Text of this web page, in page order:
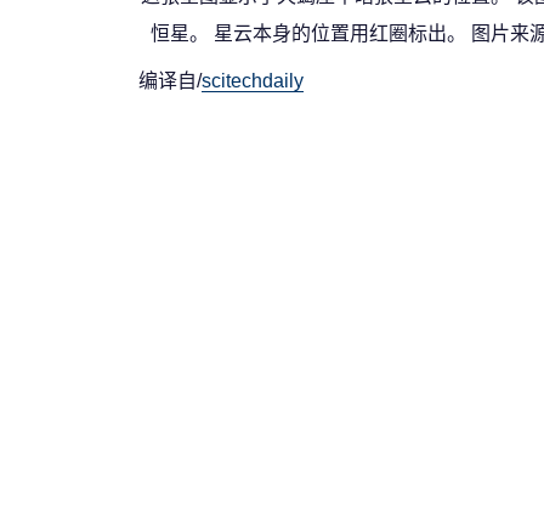
恒星。 星云本身的位置用红圈标出。 图片来
编译自/scitechdaily